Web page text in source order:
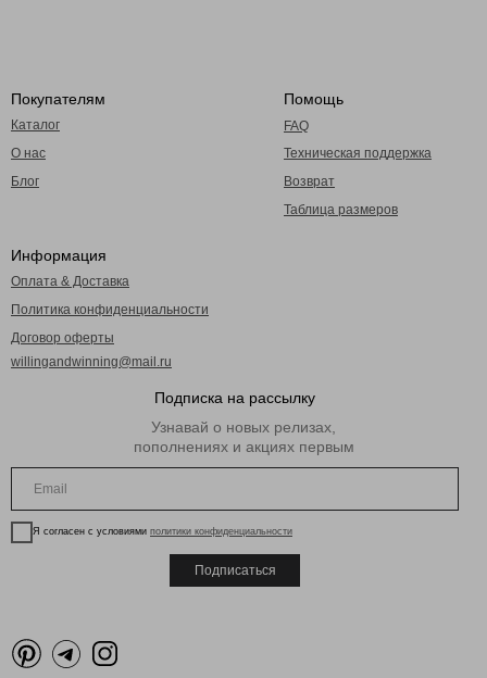
Покупателям
Каталог
О нас
Блог
Политика конфиденциальности
Оплата & Доставка
Информация
Договор оферты
willingandwinning@mail.ru
Помощь
FAQ
Техническая поддержка
Возврат
Таблица размеров
Подписка на рассылку
Узнавай о новых релизах,
пополнениях и акциях первым
Я согласен с условиями политики конфиденциальности
Подписаться